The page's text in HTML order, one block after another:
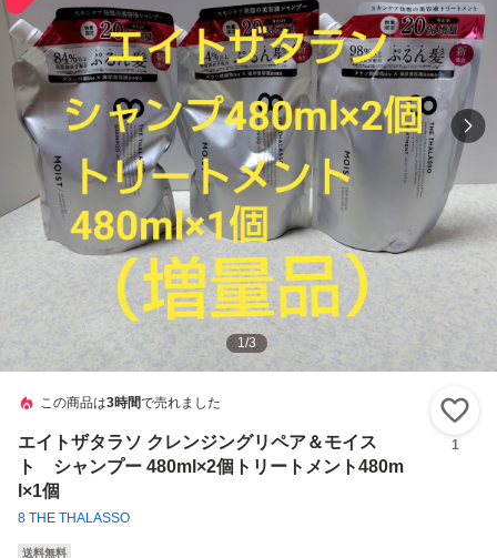
1/3
この商品は3時間で売れました
エイトザタラソ クレンジングリペア＆モイス
ト シャンプー 480ml×2個トリートメント480m
l×1個
8 THE THALASSO
1
送料無料